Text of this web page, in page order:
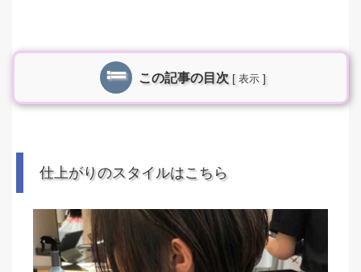
この記事の目次 [ 表示 ]
仕上がりのスタイルはこちら